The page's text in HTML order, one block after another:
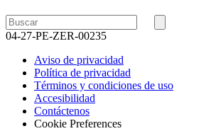
Buscar
por
Buscar
04-27-PE-ZER-00235
Aviso de privacidad
Política de privacidad
Términos y condiciones de uso
Accesibilidad
Contáctenos
Cookie Preferences